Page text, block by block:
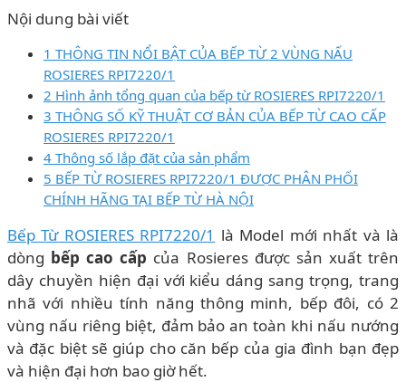
Nội dung bài viết
1 THÔNG TIN NỔI BẬT CỦA BẾP TỪ 2 VÙNG NẤU
ROSIERES RPI7220/1
2 Hình ảnh tổng quan của bếp từ ROSIERES RPI7220/1
3 THÔNG SỐ KỸ THUẬT CƠ BẢN CỦA BẾP TỪ CAO CẤP
ROSIERES RPI7220/1
4 Thông số lắp đặt của sản phẩm
5 BẾP TỪ ROSIERES RPI7220/1 ĐƯỢC PHÂN PHỐI
CHÍNH HÃNG TẠI BẾP TỪ HÀ NỘI
Bếp Từ ROSIERES RPI7220/1 là Model mới nhất và là
dòng bếp cao cấp của Rosieres được sản xuất trên
dây chuyền hiện đại với kiểu dáng sang trọng, trang
nhã với nhiều tính năng thông minh, bếp đôi, có 2
vùng nấu riêng biệt, đảm bảo an toàn khi nấu nướng
và đặc biệt sẽ giúp cho căn bếp của gia đình bạn đẹp
và hiện đại hơn bao giờ hết.